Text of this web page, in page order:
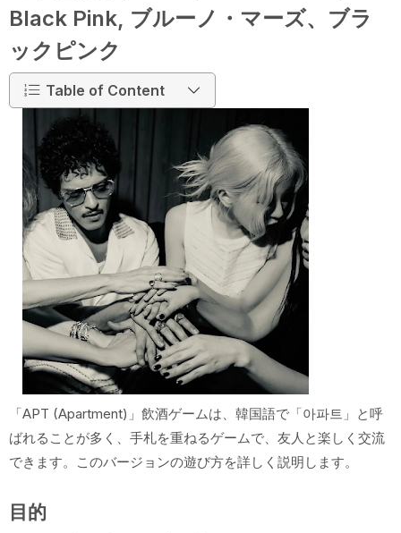
Black Pink, ブルーノ・マーズ、ブラ
ックピンク
Table of Content
「APT (Apartment)」飲酒ゲームは、韓国語で「아파트」と呼
ばれることが多く、手札を重ねるゲームで、友人と楽しく交流
できます。このバージョンの遊び方を詳しく説明します。
目的